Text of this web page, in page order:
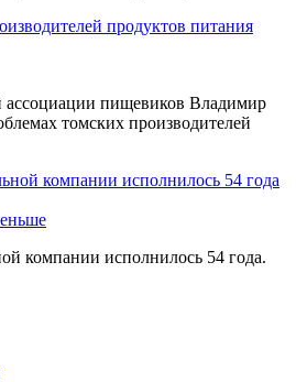
ассоциации пищевиков Владимир
томских производителей
компании исполнилось 54 года.